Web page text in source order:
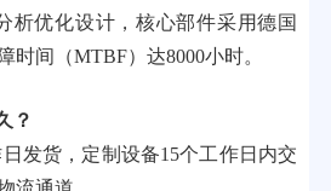
析优化设计，核心部件采用德国
时间（MTBF）达8000小时。
？
发货，定制设备15个工作日内交